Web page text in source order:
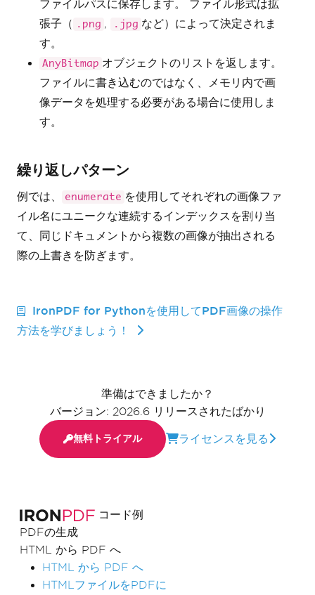
コード例
PDFの生成
HTML から PDF へ
HTML から PDF へ
HTMLファイルをPDFに
ファイルパスに保存します。 ファイル形式は拡
張子（ .png , .jpg など）によって決定されま
す。
AnyBitmap オブジェクトのリストを返します。
ファイルに書き込むのではなく、メモリ内で画
像データを処理する必要がある場合に使用しま
す。
繰り返しパターン
例では、 enumerate を使用してそれぞれの画像ファ
イル名にユニークな連続するインデックスを割り当
て、同じドキュメントから複数の画像が抽出される
際の上書きを防ぎます。
IronPDF for Pythonを使用してPDF画像の操作
方法を学びましょう！
準備はできましたか？
バージョン: 2026.6 リリースされたばかり
無料トライアル ライセンスを見る